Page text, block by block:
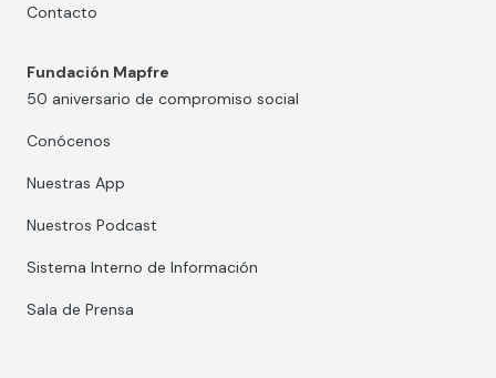
Contacto
Fundación Mapfre
50 aniversario de compromiso social
Conócenos
Nuestras App
Nuestros Podcast
Sistema Interno de Información
Sala de Prensa